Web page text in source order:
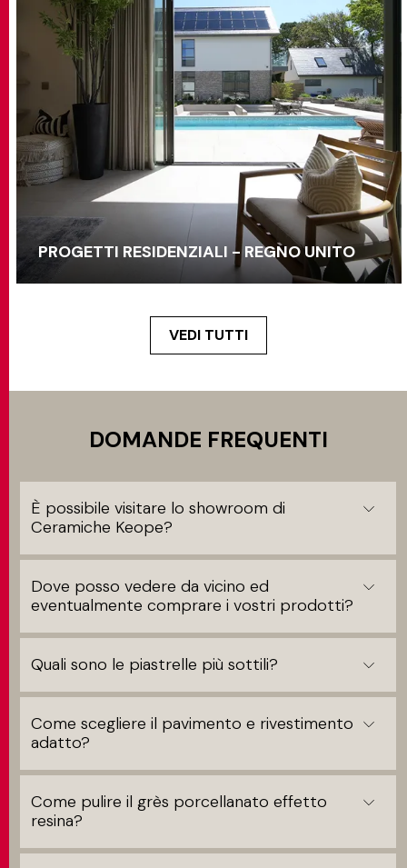
PROGETTI RESIDENZIALI - REGNO UNITO
VEDI TUTTI
DOMANDE FREQUENTI
È possibile visitare lo showroom di
Ceramiche Keope?
Dove posso vedere da vicino ed
eventualmente comprare i vostri prodotti?
Quali sono le piastrelle più sottili?
Come scegliere il pavimento e rivestimento
adatto?
Come pulire il grès porcellanato effetto
resina?